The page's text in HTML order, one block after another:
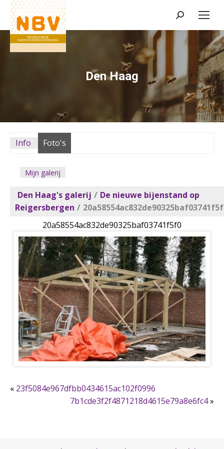
Zoeken:
Den Haag
Info Foto's
Mijn galerij
Den Haag's galerij / De nieuwe bijenstand op
Reigersbergen /
20a58554ac832de90325baf03741f5f0
« 23f5084e967dfbb0434615ac102f0996
7b1cde3f2f4871218d4615e79a8e6fc4»